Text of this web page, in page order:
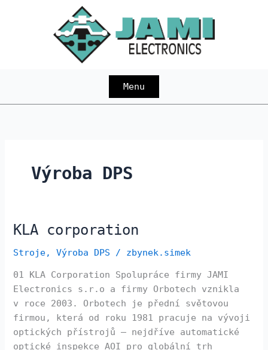
Menu
Výroba DPS
KLA corporation
Stroje,Výroba DPS / zbynek.simek
01 KLA Corporation Spolupráce firmy JAMI
Electronics s.r.o a firmy Orbotech vznikla
v roce 2003. Orbotech je přední světovou
firmou, která od roku 1981 pracuje na vývoji
optických přístrojů – nejdříve automatické
optické inspekce AOI pro globální trh
KLA